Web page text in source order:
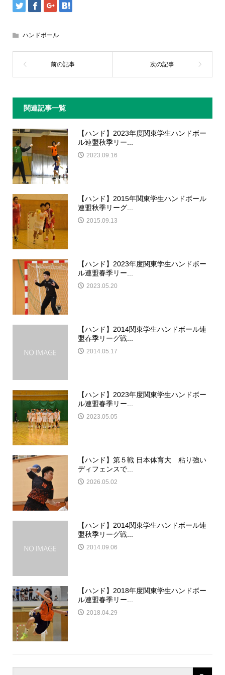
ハンドボール
関連記事一覧
【ハンド】2023年度関東学生ハンドボー
ル連盟秋季リー...
2023.09.16
【ハンド】2015年関東学生ハンドボール
連盟秋季リーグ...
2015.09.13
【ハンド】2023年度関東学生ハンドボー
ル連盟春季リー...
2023.05.20
【ハンド】2014関東学生ハンドボール連
盟春季リーグ戦...
2014.05.17
【ハンド】2023年度関東学生ハンドボー
ル連盟春季リー...
2023.05.05
【ハンド】第５戦 日本体育大 粘り強い
ディフェンスで...
2026.05.02
【ハンド】2014関東学生ハンドボール連
盟秋季リーグ戦...
2014.09.06
【ハンド】2018年度関東学生ハンドボー
ル連盟春季リー...
2018.04.29